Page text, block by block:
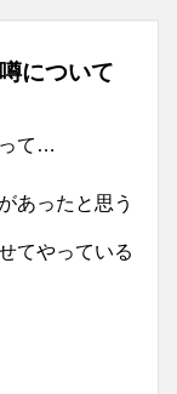
について
って…
あったと思う
てやっている